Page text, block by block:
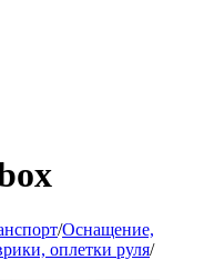
/Оснащение,
оплетки руля/